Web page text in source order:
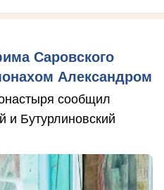
Саровского
Александром
сообщил
и Бутурлиновский